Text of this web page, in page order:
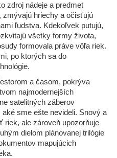
zdroj nádeje a predmet
zmývajú hriechy a očisťujú
ľudstva. Kdekoľvek putujú,
všetky formy života,
formovala práve vôľa riek.
po ktorých sa do
a časom, pokrýva
najmodernejších
satelitných záberov
sme ešte nevideli. Snový a
riek, ale zároveň upozorňuje
dielom plánovanej trilógie
mapujúcich